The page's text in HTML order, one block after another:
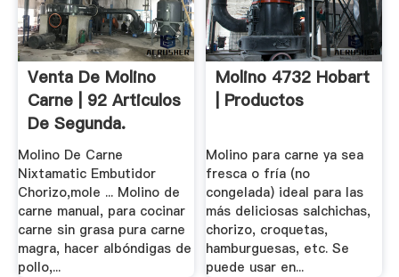
Venta De Molino
Carne | 92 Articulos
De Segunda.
Molino De Carne
Nixtamatic Embutidor
Chorizo,mole ... Molino de
carne manual, para cocinar
carne sin grasa pura carne
magra, hacer albóndigas de
pollo,...
Molino 4732 Hobart
| Productos
Molino para carne ya sea
fresca o fría (no
congelada) ideal para las
más deliciosas salchichas,
chorizo, croquetas,
hamburguesas, etc. Se
puede usar en...